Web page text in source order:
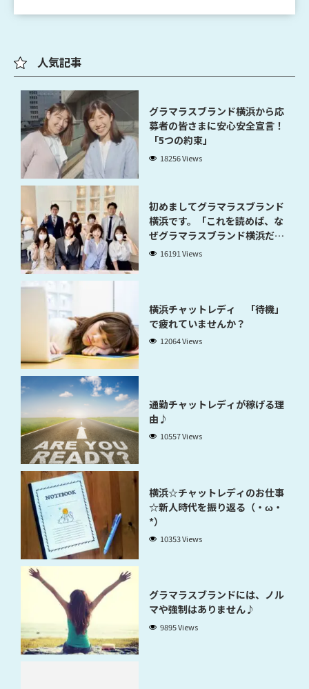
人気記事
グラマラスブランド横浜から応
募者の皆さまに安心安全宣言！
「5つの約束」
18256 Views
初めましてグラマラスブランド
横浜です。「これを読めば、な
ぜグラマラスブランド横浜だと
稼げるのかが分かります」
16191 Views
横浜チャットレディ 「待機」
で疲れていませんか？
12064 Views
通勤チャットレディが稼げる理
由♪
10557 Views
横浜☆チャットレディのお仕事
☆新人時代を振り返る（・ω・
*）
10353 Views
グラマラスブランドには、ノル
マや強制はありません♪
9895 Views